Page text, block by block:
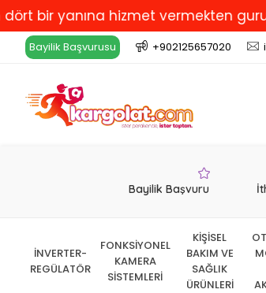
hizmet vermekten gurur
Bayilik Başvurusu +902125657020
Bayilik Başvuru
İNVERTER-
REGÜLATÖR
FONKSİYONEL
KAMERA
SİSTEMLERİ
KİŞİSEL
BAKIM VE
SAĞLIK
ÜRÜNLERİ